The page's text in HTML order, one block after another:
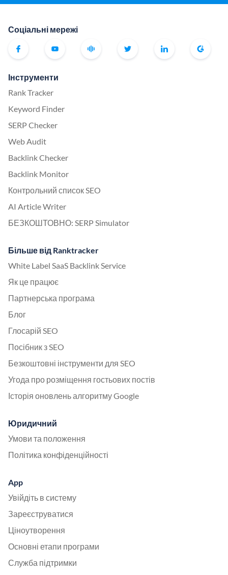
Соціальні мережі
Інструменти
Rank Tracker
Keyword Finder
SERP Checker
Web Audit
Backlink Checker
Backlink Monitor
Контрольний список SEO
AI Article Writer
БЕЗКОШТОВНО: SERP Simulator
Більше від Ranktracker
White Label SaaS Backlink Service
Як це працює
Партнерська програма
Блог
Глосарій SEO
Посібник з SEO
Безкоштовні інструменти для SEO
Угода про розміщення гостьових постів
Історія оновлень алгоритму Google
Юридичний
Умови та положення
Політика конфіденційності
App
Увійдіть в систему
Зареєструватися
Ціноутворення
Основні етапи програми
Служба підтримки